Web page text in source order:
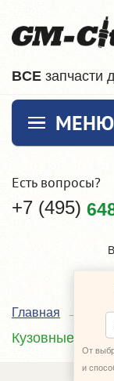
ВCE запчасти
МЕНЮ
Есть вопросы?
+7 (495)
От
и
Главная
Кузовные